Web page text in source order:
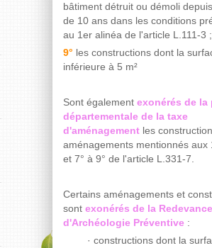
bâtiment détruit ou démoli
de 10 ans dans les conditions
au 1er alinéa de l'article L.111-3 ;
9° les constructions dont la
inférieure à 5 m²
Sont également exonérés de la
départementale de la taxe
d'aménagement les
aménagements mentionnés aux
et 7° à 9° de l'article L.331-7.
Certains aménagements et
sont exonérés de la Redevance
d'Archéologie Préventive :
· constructions dont la